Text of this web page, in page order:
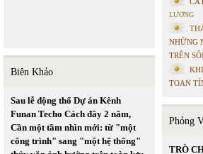
Biên Khảo
Sau lễ động thổ Dự án Kênh
Funan Techo Cách đây 2 năm,
Cần một tầm nhìn mới: từ "một
công trình" sang "một hệ thống"
LƯƠNG
NHỮNG
TRÊN
TOAN
Phỏng
TRÒ